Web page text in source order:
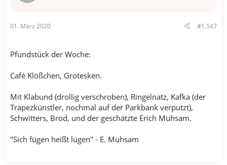
01. März 2020 #1.547
Pfundstück der Woche:
Café Klößchen, Grotesken.
Mit Klabund (drollig verschroben), Ringelnatz, Kafka (der
Trapezkünstler, nochmal auf der Parkbank verputzt),
Schwitters, Brod, und der geschätzte Erich Mühsam.
"Sich fügen heißt lügen" - E. Mühsam